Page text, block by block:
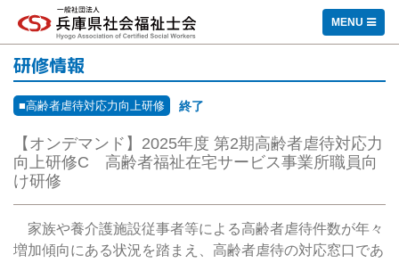
一般社団法人 兵庫県社会福祉士会
MENU
研修情報
■高齢者虐待対応力向上研修 終了
【オンデマンド】2025年度 第2期高齢者虐待対応力
向上研修C 高齢者福祉在宅サービス事業所職員向
け研修
家族や養介護施設従事者等による高齢者虐待件数が年々
増加傾向にある状況を踏まえ、高齢者虐待の対応窓口であ